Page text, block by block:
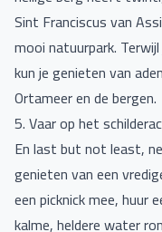
Sint Franciscus van
mooi natuurpark.
kun je genieten van
Ortameer en de bergen.
5. Vaar op het
En last but not least,
genieten van een
een picknick mee, huur
kalme, heldere water